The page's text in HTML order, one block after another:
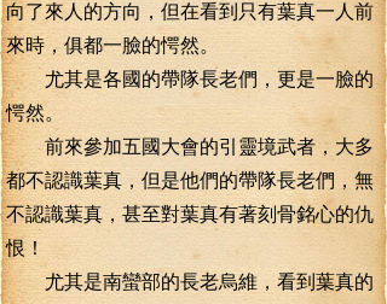
向了來人的方向，但在看到只有葉真一人前
來時，俱都一臉的愕然。
尤其是各國的帶隊長老們，更是一臉的
愕然。
前來參加五國大會的引靈境武者，大多
都不認識葉真，但是他們的帶隊長老們，無
不認識葉真，甚至對葉真有著刻骨銘心的仇
恨！
尤其是南蠻部的長老烏維，看到葉真的